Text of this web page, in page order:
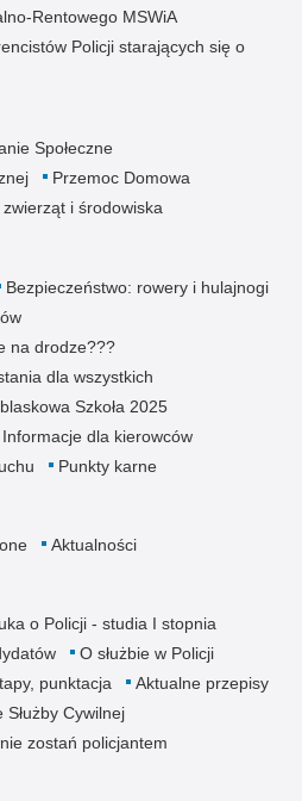
Rentowego MSWiA
Policji starających się o
Społeczne
Przemoc Domowa
i środowiska
Bezpieczeństwo: rowery i hulajnogi
na drodze???
dla wszystkich
Szkoła 2025
Informacje dla kierowców
Punkty karne
Aktualności
o Policji - studia I stopnia
O służbie w Policji
punktacja
Aktualne przepisy
Cywilnej
zostań policjantem